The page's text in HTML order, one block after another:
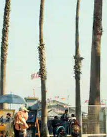
стрелки нагоре и надолу